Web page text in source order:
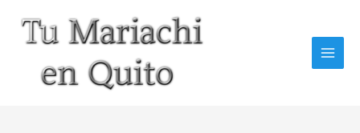
contenido